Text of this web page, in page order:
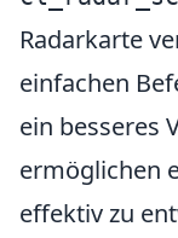
Radarkarte
einfachen
ein besseres
ermöglichen
effektiv zu